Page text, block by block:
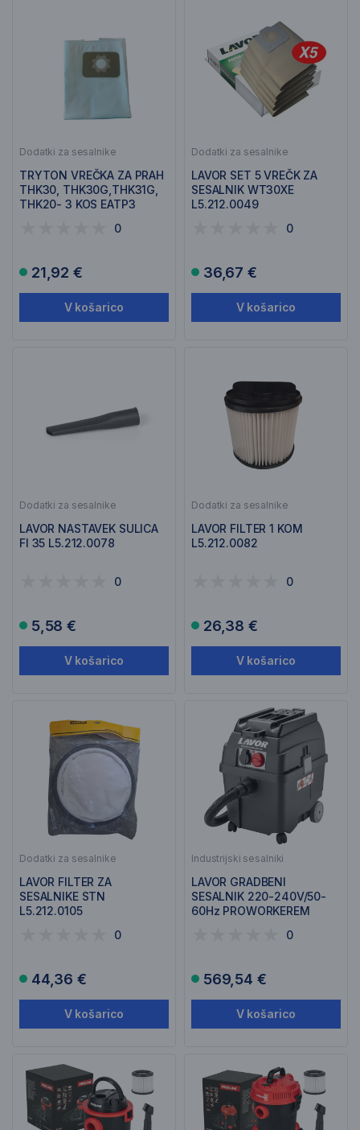
Dodatki za sesalnike
TRYTON VREČKA ZA PRAH
THK30, THK30G,THK31G,
THK20- 3 KOS EATP3
0
21,92 €
V košarico
Dodatki za sesalnike
LAVOR SET 5 VREČK ZA
SESALNIK WT30XE
L5.212.0049
0
36,67 €
V košarico
Dodatki za sesalnike
LAVOR NASTAVEK SULICA
FI 35 L5.212.0078
0
5,58 €
V košarico
Dodatki za sesalnike
LAVOR FILTER 1 KOM
L5.212.0082
0
26,38 €
V košarico
Dodatki za sesalnike
LAVOR FILTER ZA
SESALNIKE STN
L5.212.0105
0
44,36 €
V košarico
Industrijski sesalniki
LAVOR GRADBENI
SESALNIK 220-240V/50-
60Hz PROWORKEREM
0
569,54 €
V košarico